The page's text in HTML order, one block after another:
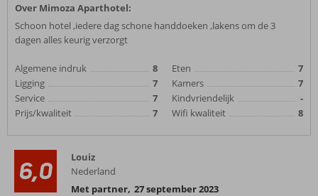
Over Mimoza Aparthotel:
Schoon hotel ,iedere dag schone handdoeken ,lakens om de 3
dagen alles keurig verzorgt
Algemene indruk
8
Ligging
7
Service
7
Prijs/kwaliteit
7
Eten
7
Kamers
7
Kindvriendelijk
-
Wifi kwaliteit
8
6,0
Louiz
Nederland
Met partner, 27 september 2023